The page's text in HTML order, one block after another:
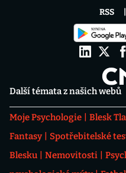
Další témata z našich webů
Moje Psychologie Blesk
Fantasy
Spotřebitelské
Blesku
Nemovitosti
RSS